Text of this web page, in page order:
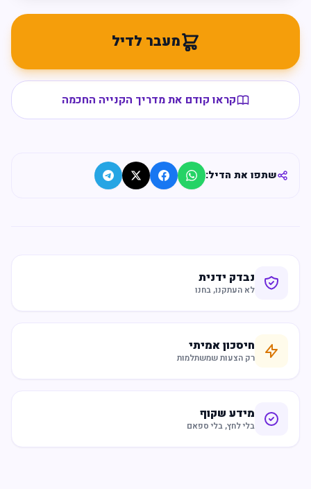
מעבר לדיל
קראו קודם את מדריך הקנייה החכמה
שתפו את הדיל:
נבדק ידנית
לא העתקנו, בחנו
חיסכון אמיתי
רק הצעות שמשתלמות
מידע שקוף
בלי לחץ, בלי ספאם